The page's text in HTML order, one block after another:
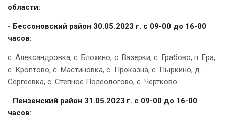
области:
- Бессоновский район 30.05.2023 г. с 09-00 до 16-00
часов:
с. Александровка, с. Блохино, с. Вазерки, с. Грабово, п. Ера,
с. Кроптово, с. Мастиновка, с. Проказна, с. Пыркино, д.
Сергеевка, с. Степное Полеологово, с. Чертково.
- Пензенский район 31.05.2023 г. с 09-00 до 16-00
часов: